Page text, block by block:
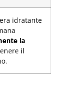
idratante
la
il